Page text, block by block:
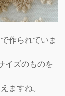
作られていま
イズのものを
ますね。